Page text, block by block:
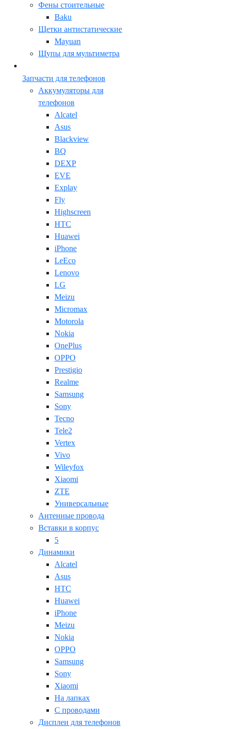
Фены стоительные
Baku
Щетки антистатические
Mayuan
Щупы для мультиметра
Запчасти для телефонов
Аккумуляторы для
телефонов
Alcatel
Asus
Blackview
BQ
DEXP
EVE
Explay
Fly
Highscreen
HTC
Huawei
iPhone
LeEco
Lenovo
LG
Meizu
Micromax
Motorola
Nokia
OnePlus
OPPO
Prestigio
Realme
Samsung
Sony
Tecno
Tele2
Vertex
Vivo
Wileyfox
Xiaomi
ZTE
Универсальные
Антенные провода
Вставки в корпус
5
Динамики
Alcatel
Asus
HTC
Huawei
iPhone
Meizu
Nokia
OPPO
Samsung
Sony
Xiaomi
На лапках
С проводами
Дисплеи для телефонов